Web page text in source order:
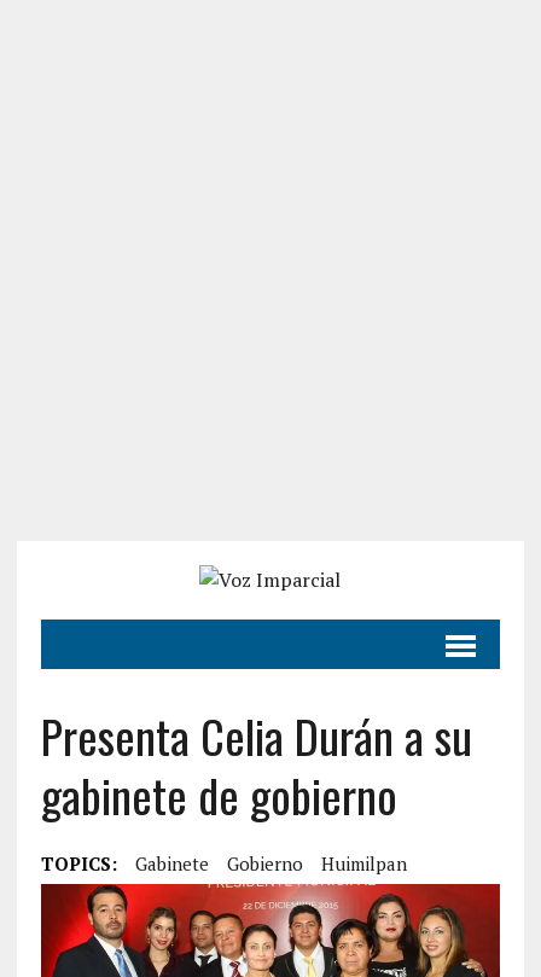
Presenta Celia Durán a su
gabinete de gobierno
TOPICS: Gabinete Gobierno Huimilpan